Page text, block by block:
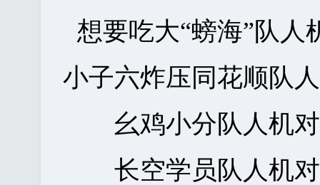
想要吃大“螃海”队
小子六炸压同花顺队
幺鸡小分队人机
长空学员队人机